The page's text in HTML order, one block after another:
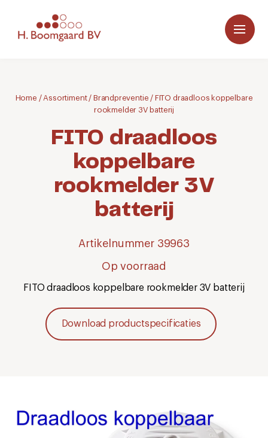
Home / Assortiment/ Brandpreventie / FITO draadloos koppelbare
rookmelder 3V batterij
FITO draadloos
koppelbare
rookmelder 3V
batterij
Artikelnummer 39963
Op voorraad
FITO draadloos koppelbare rookmelder 3V batterij
Download productspecificaties